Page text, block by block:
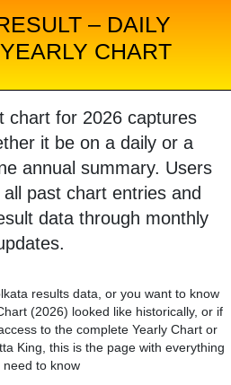
– DAILY
CHART
chart for 2026 captures
it be on a daily or a
annual summary. Users
past chart entries and
data through monthly
results data, or you want to know
(2026) looked like historically, or if
to the complete Yearly Chart or
King, this is the page with everything
need to know